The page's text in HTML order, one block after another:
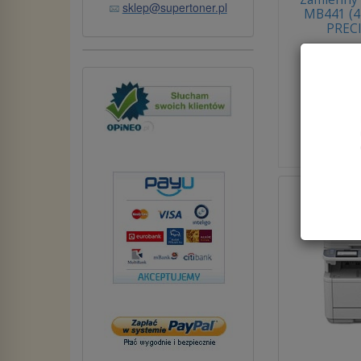
MB441
Do
sklep@supertoner.pl